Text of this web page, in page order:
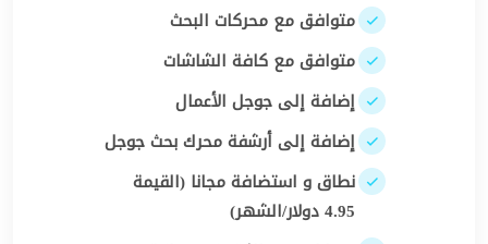
متوافق مع محركات البحث
متوافق مع كافة الشاشات
إضافة إلى جوجل الأعمال
إضافة إلى أرشفة محرك بحث جوجل
نطاق و استضافة مجانا (القيمة
4.95 دولار/الشهر)